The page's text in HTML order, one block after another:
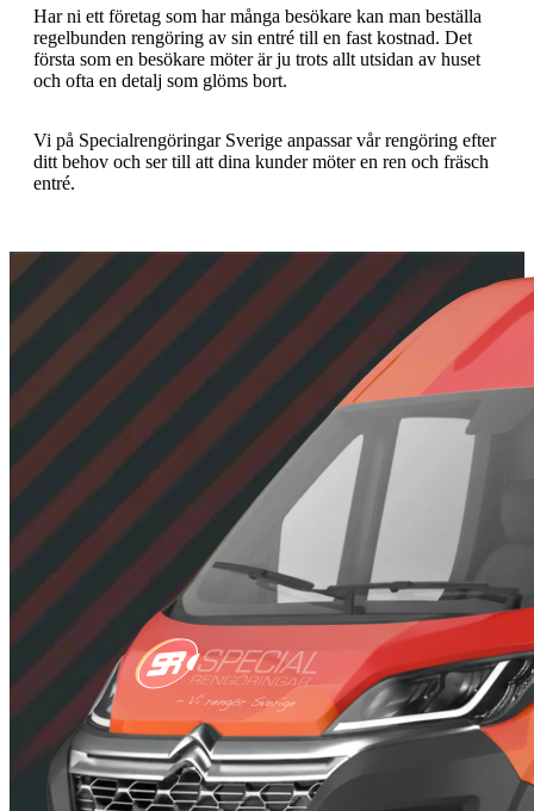
Har ni ett företag som har många besökare kan man beställa
regelbunden rengöring av sin entré till en fast kostnad. Det
första som en besökare möter är ju trots allt utsidan av huset
och ofta en detalj som glöms bort.
Vi på Specialrengöringar Sverige anpassar vår rengöring efter
ditt behov och ser till att dina kunder möter en ren och fräsch
entré.